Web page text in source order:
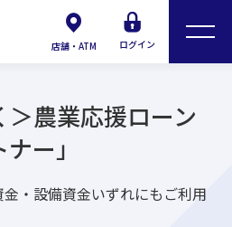
店舗・ATM ログイン
＞農業応援ローン
ー」
・設備資金いずれにもご利用